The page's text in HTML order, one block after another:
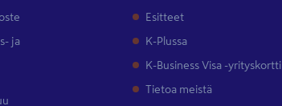
ja
Esitteet
K-Plussa
K-Business Visa -yrityskortti
Tietoa meistä